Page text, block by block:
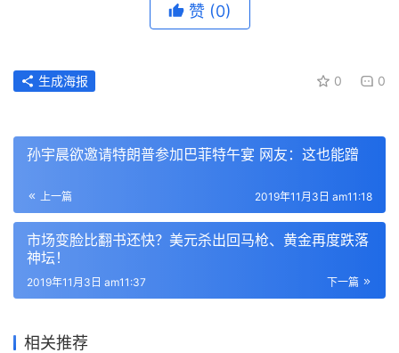
赞 (0)
0 0
生成海报
孙宇晨欲邀请特朗普参加巴菲特午宴 网友：这也能蹭
上一篇 2019年11月3日 am11:18
市场变脸比翻书还快？美元杀出回马枪、黄金再度跌落
神坛！
下一篇
2019年11月3日 am11:37
相关推荐